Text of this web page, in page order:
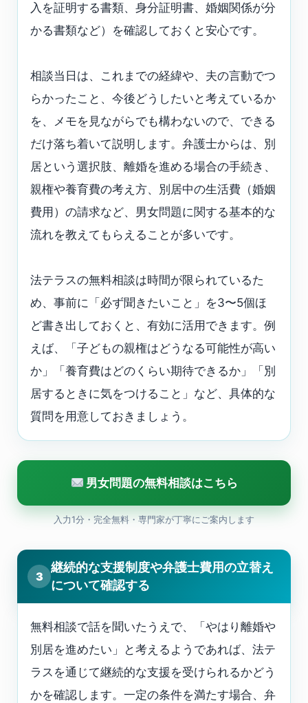
入を証明する書類、身分証明書、婚姻関係が分
かる書類など）を確認しておくと安心です。
相談当日は、これまでの経緯や、夫の言動でつ
らかったこと、今後どうしたいと考えているか
を、メモを見ながらでも構わないので、できる
だけ落ち着いて説明します。弁護士からは、別
居という選択肢、離婚を進める場合の手続き、
親権や養育費の考え方、別居中の生活費（婚姻
費用）の請求など、男女問題に関する基本的な
流れを教えてもらえることが多いです。
法テラスの無料相談は時間が限られているた
め、事前に「必ず聞きたいこと」を3〜5個ほ
ど書き出しておくと、有効に活用できます。例
えば、「子どもの親権はどうなる可能性が高い
か」「養育費はどのくらい期待できるか」「別
居するときに気をつけること」など、具体的な
質問を用意しておきましょう。
男女問題の無料相談はこちら
入力1分・完全無料・専門家が丁寧にご案内します
3
継続的な支援制度や弁護士費用の立替え
について確認する
無料相談で話を聞いたうえで、「やはり離婚や
別居を進めたい」と考えるようであれば、法テ
ラスを通じて継続的な支援を受けられるかどう
かを確認します。一定の条件を満たす場合、弁